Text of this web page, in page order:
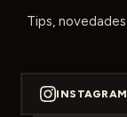
Tips,
INSTAGRAM